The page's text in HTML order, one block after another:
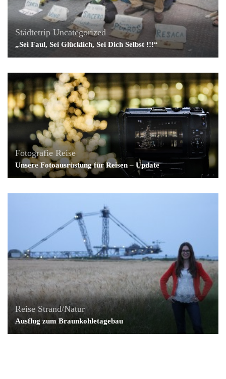
Städtetrip Uncategorized
„Sei Faul, Sei Glücklich, Sei Dich Selbst !!!“
Fotografie Reise
Unsere Fotoausrüstung für Reisen – Update
Reise Strand/Natur
Ausflug zum Braunkohletagebau